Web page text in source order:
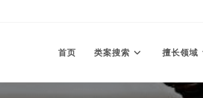
首页 类案搜索 擅长领域